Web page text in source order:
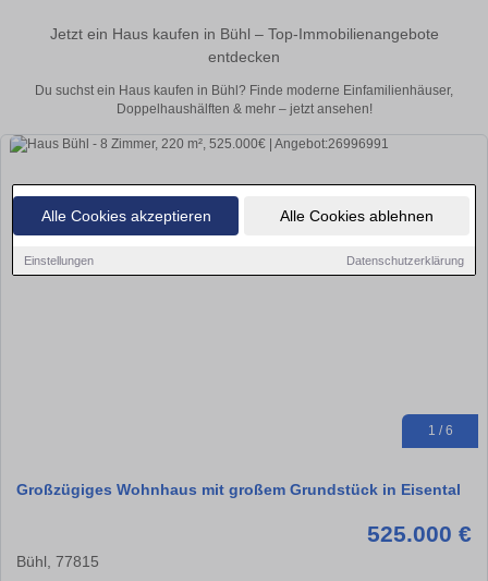
Alle Cookies akzeptieren Alle Cookies ablehnen
Einstellungen Datenschutzerklärung
Jetzt ein Haus kaufen in Bühl – Top-Immobilienangebote
entdecken
Du suchst ein Haus kaufen in Bühl? Finde moderne Einfamilienhäuser,
Doppelhaushälften & mehr – jetzt ansehen!
1 / 6
Großzügiges Wohnhaus mit großem Grundstück in Eisental
525.000 €
Bühl, 77815